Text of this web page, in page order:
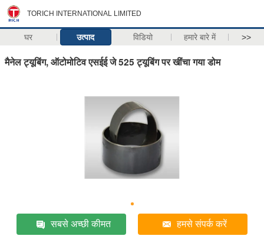
TORICH INTERNATIONAL LIMITED
घर उत्पाद विडियो हमारे बारे में >>
मैनेल ट्यूबिंग, ऑटोमोटिव एसईई जे 525 ट्यूबिंग पर खींचा गया डोम
सबसे अच्छी कीमत हमसे संपर्क करें